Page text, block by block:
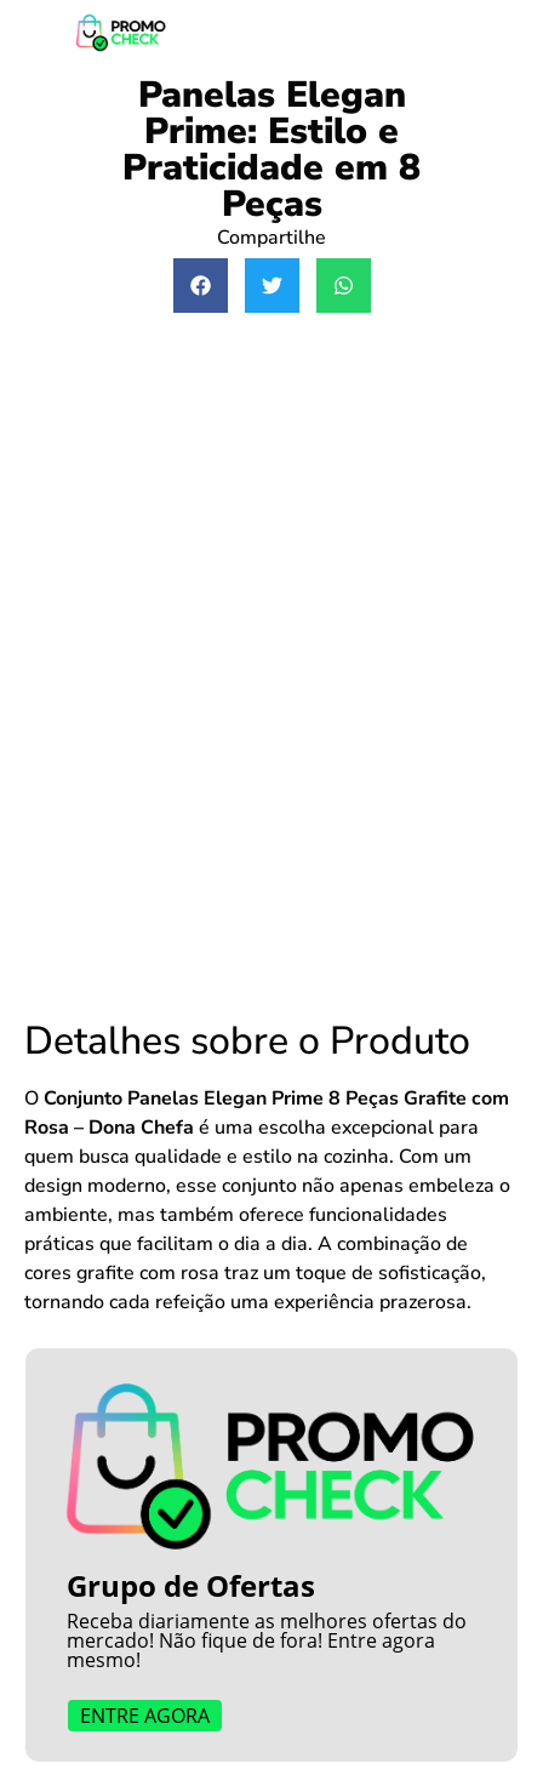
Panelas Elegan
Prime: Estilo e
Praticidade em 8
Peças
Compartilhe
Detalhes sobre o Produto
OConjunto Panelas Elegan Prime 8 Peças Grafite com
Rosa – Dona Chefa é uma escolha excepcional para
quem busca qualidade e estilo na cozinha. Com um
design moderno, esse conjunto não apenas embeleza o
ambiente, mas também oferece funcionalidades
práticas que facilitam o dia a dia. A combinação de
cores grafite com rosa traz um toque de sofisticação,
tornando cada refeição uma experiência prazerosa.
Grupo de Ofertas
Receba diariamente as melhores ofertas do
mercado! Não fique de fora! Entre agora
mesmo!
ENTRE AGORA